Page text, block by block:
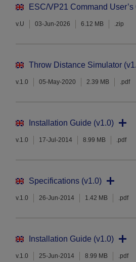
ESC/VP21 Command
v.U 03-Jun-2026 6.12 MB .zip
Throw Distance Simulator
v.1.0 05-May-2020 2.39 MB .pdf
Installation Guide (v1.0)
v.1.0 17-Jul-2014 8.99 MB .pdf
Specifications (v1.0)
v.1.0 26-Jun-2014 1.42 MB .pdf
Installation Guide (v1.0)
v.1.0 25-Jun-2014 8.99 MB .pdf